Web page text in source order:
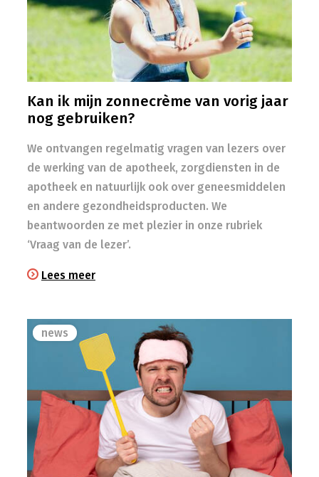
Kan ik mijn zonnecrème van vorig jaar
nog gebruiken?
We ontvangen regelmatig vragen van lezers over
de werking van de apotheek, zorgdiensten in de
apotheek en natuurlijk ook over geneesmiddelen
en andere gezondheidsproducten. We
beantwoorden ze met plezier in onze rubriek
‘Vraag van de lezer’.
Lees meer
news